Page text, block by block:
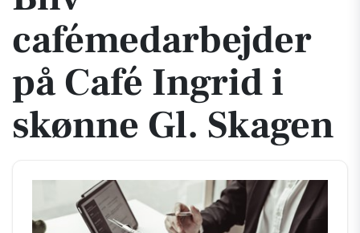
cafémedarbejder
på Café Ingrid i
skønne Gl. Skagen